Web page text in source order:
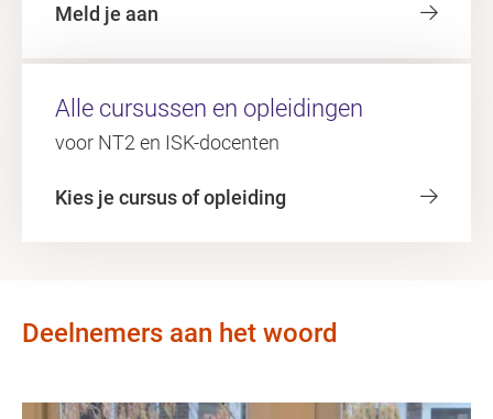
Meld je aan
Alle cursussen en opleidingen
voor NT2 en ISK-docenten
Kies je cursus of opleiding
Deelnemers aan het woord